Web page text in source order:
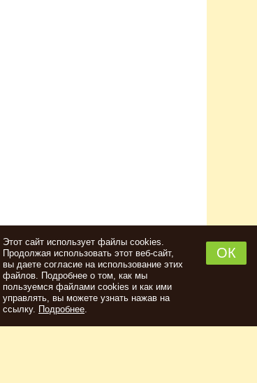
НАБОР ТРАВ И СПЕЦИЙ ШОТЛАНДСКИЙ
ВИСКИ
Этот сайт использует файлы cookies.
Продолжая использовать этот веб-сайт,
вы даете согласие на использование этих
файлов. Подробнее о том, как мы
пользуемся файлами cookies и как ими
управлять, вы можете узнать нажав на
ссылку. Подробнее
ОК